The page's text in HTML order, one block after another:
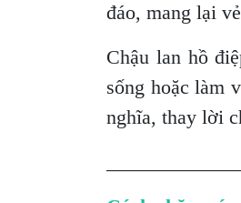
đáo, mang lại
Chậu lan hồ
sống hoặc làm
nghĩa, thay lời